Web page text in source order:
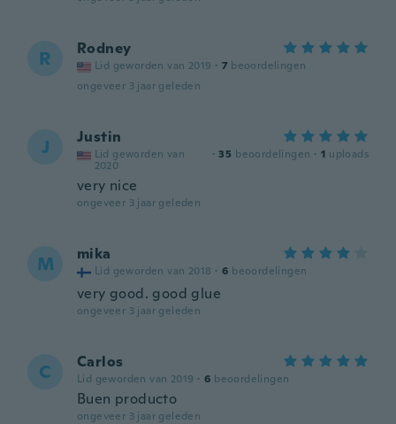
R Rodney
Lid geworden van 2019 · 7 beoordelingen
ongeveer 3 jaar geleden
J Justin
Lid geworden van
2020
· 35 beoordelingen · 1 uploads
very nice
ongeveer 3 jaar geleden
M mika
Lid geworden van 2018 · 6 beoordelingen
very good. good glue
ongeveer 3 jaar geleden
C Carlos
Lid geworden van 2019 · 6 beoordelingen
Buen producto
ongeveer 3 jaar geleden